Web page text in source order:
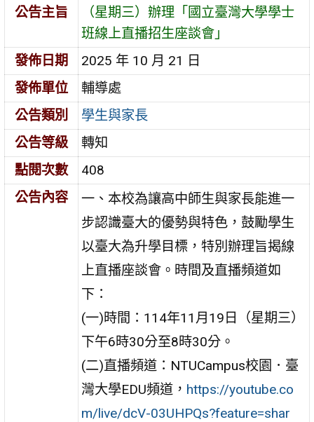
公告主旨
（星期三）辦理「國立臺灣大學學士
班線上直播招生座談會」
發佈日期
2025 年 10 月 21 日
發佈單位
輔導處
公告類別
學生與家長
公告等級
轉知
點閱次數
408
公告內容
一、本校為讓高中師生與家長能進一
步認識臺大的優勢與特色，鼓勵學生
以臺大為升學目標，特別辦理旨揭線
上直播座談會。時間及直播頻道如
下：
(一)時間：114年11月19日（星期三）
下午6時30分至8時30分。
(二)直播頻道：NTUCampus校園．臺
灣大學EDU頻道， https://youtube.co
m/live/dcV-03UHPQs?feature=shar